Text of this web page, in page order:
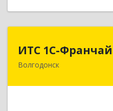
ИТС 1С-
Волгодонск
347380, Ростовская